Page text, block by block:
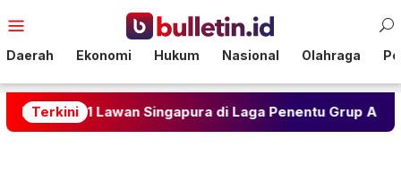
ke
Mobile
Daerah Ekonomi Hukum Nasional Olahraga
Terkini
1-1 Lawan Singapura di Laga Penentu Grup A Piala